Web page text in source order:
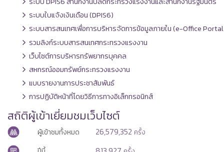
ระบบใบแจ้งเงินเดือน (DPIS6)
ระบบสารสนเทศเพื่อการบริหารจัดการข้อมูลภายใน (e-Office
รวมลิงก์ระบบสารสนเทศกระทรวงแรงงาน
เว็บไซต์การบริหารทรัพยากรบุคคล
สหกรณ์ออมทรัพย์กระทรวงแรงงาน
แบบรายงานการประชาสัมพันธ์
การปฏิบัติหน้าที่โดยวิธีการทางอิเล็กทรอนิกส์
สถิติผู้เข้าเยี่ยมชมเว็บไซต์
ผู้เข้าชมทั้งหมด 26,579,352 ครั้ง